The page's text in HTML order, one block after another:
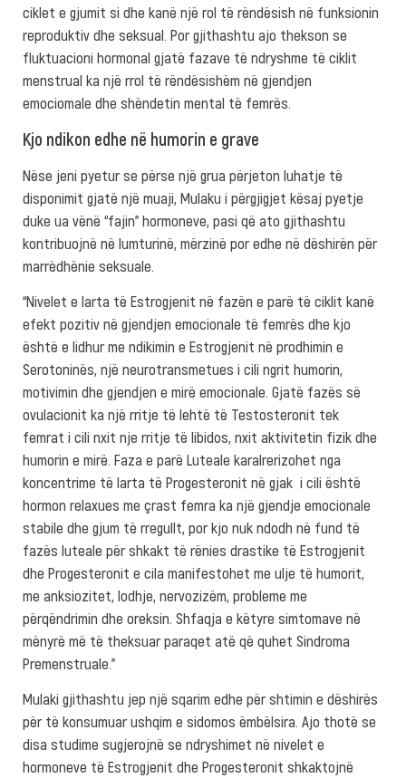
ciklet e gjumit si dhe kanë një rol të rëndësish në funksionin
reproduktiv dhe seksual. Por gjithashtu ajo thekson se
fluktuacioni hormonal gjatë fazave të ndryshme të ciklit
menstrual ka një rrol të rëndësishëm në gjendjen
emociomale dhe shëndetin mental të femrës.
Kjo ndikon edhe në humorin e grave
Nëse jeni pyetur se përse një grua përjeton luhatje të
disponimit gjatë një muaji, Mulaku i përgjigjet kësaj pyetje
duke ua vënë “fajin” hormoneve, pasi që ato gjithashtu
kontribuojnë në lumturinë, mërzinë por edhe në dëshirën për
marrëdhënie seksuale.
“Nivelet e larta të Estrogjenit në fazën e parë të ciklit kanë
efekt pozitiv në gjendjen emocionale të femrës dhe kjo
është e lidhur me ndikimin e Estrogjenit në prodhimin e
Serotoninës, një neurotransmetues i cili ngrit humorin,
motivimin dhe gjendjen e mirë emocionale. Gjatë fazës së
ovulacionit ka një rritje të lehtë të Testosteronit tek
femrat i cili nxit nje rritje të libidos, nxit aktivitetin fizik dhe
humorin e mirë. Faza e parë Luteale karalrerizohet nga
koncentrime të larta të Progesteronit në gjak i cili është
hormon relaxues me çrast femra ka një gjendje emocionale
stabile dhe gjum të rregullt, por kjo nuk ndodh në fund të
fazës luteale për shkakt të rënies drastike të Estrogjenit
dhe Progesteronit e cila manifestohet me ulje të humorit,
me anksiozitet, lodhje, nervozizëm, probleme me
përqëndrimin dhe oreksin. Shfaqja e këtyre simtomave në
mënyrë më të theksuar paraqet atë që quhet Sindroma
Premenstruale.”
Mulaki gjithashtu jep një sqarim edhe për shtimin e dëshirës
për të konsumuar ushqim e sidomos ëmbëlsira. Ajo thotë se
disa studime sugjerojnë se ndryshimet në nivelet e
hormoneve të Estrogjenit dhe Progesteronit shkaktojnë